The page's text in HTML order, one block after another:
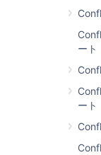
ート
ート
エデ
コメ
対象: DATA
エディタ
メントの
いいね!、
なったた